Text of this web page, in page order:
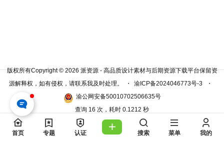
版权所有Copyright © 2026派资源 - 高品质设计素材与后期资源下载平台保留资
源解释权，如有侵权，请联系我及时处理。
・ 渝ICP备2024046773号-3
・
渝公网安备50010702506635号
查询 16 次，耗时 0.1212 秒
首页 专题 认证 搜索 菜单 我的